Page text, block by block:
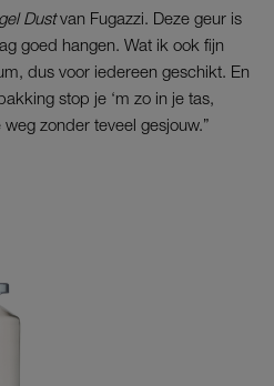
Dustvan Fugazzi. Deze geur is
goed hangen. Wat ik ook fijn
dus voor iedereen geschikt. En
stop je ‘m zo in je tas,
zonder teveel gesjouw.”